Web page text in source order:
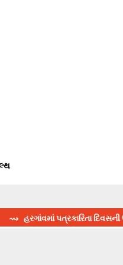
પત્રકારિતા દિવસની